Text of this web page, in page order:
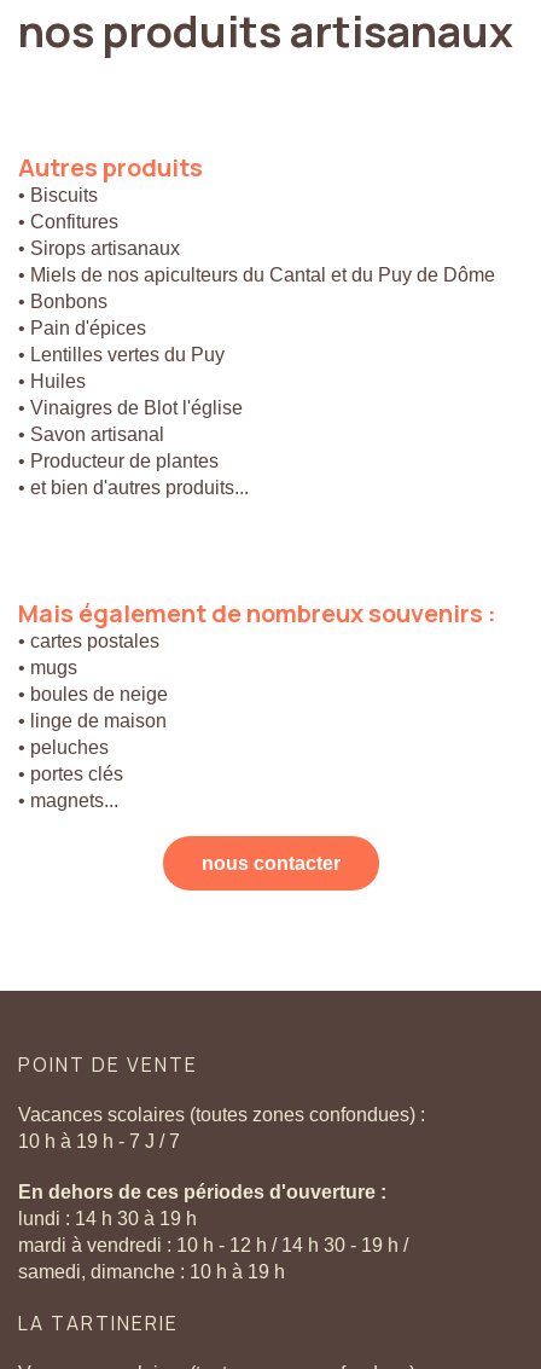
nos produitsartisanaux
Autres produits
• Biscuits
• Confitures
• Sirops artisanaux
• Miels de nos apiculteurs du Cantal et du Puy de Dôme
• Bonbons
• Pain d'épices
• Lentilles vertes du Puy
• Huiles
• Vinaigres de Blot l'église
• Savon artisanal
• Producteur de plantes
• et bien d'autres produits...
Mais égalementdenombreuxsouvenirs :
• cartes postales
• mugs
• boules de neige
• linge de maison
• peluches
• portes clés
• magnets...
nous contacter
POINT DE VENTE
Vacances scolaires (toutes zones confondues) :
10 h à 19 h - 7 J / 7
En dehors de ces périodes d'ouverture :
lundi : 14 h 30 à 19 h
mardi à vendredi : 10 h - 12 h / 14 h 30 - 19 h /
samedi, dimanche : 10 h à 19 h
LA TARTINERIE